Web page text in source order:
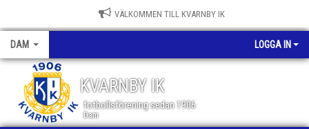
VÄLKOMMEN TILL KVARNBY IK
DAM LOGGA IN
KVARNBY IK
fotbollsförening sedan 1906
Dam